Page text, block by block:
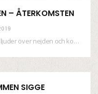
– ÅTERKOMSTEN
Trumpeter ljuder över nejden och konfetti regnar längsmed husfasaderna – FREDEN ÄR HÄR! Eller ahem.…
SIGGE